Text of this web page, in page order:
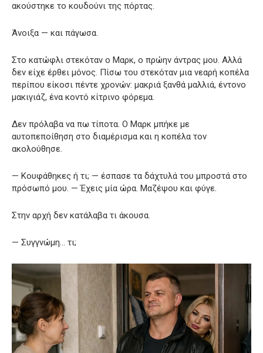
ακούστηκε το κουδούνι της πόρτας.
Άνοιξα — και πάγωσα.
Στο κατώφλι στεκόταν ο Μαρκ, ο πρώην άντρας μου. Αλλά
δεν είχε έρθει μόνος. Πίσω του στεκόταν μια νεαρή κοπέλα
περίπου είκοσι πέντε χρονών: μακριά ξανθά μαλλιά, έντονο
μακιγιάζ, ένα κοντό κίτρινο φόρεμα.
Δεν πρόλαβα να πω τίποτα. Ο Μαρκ μπήκε με
αυτοπεποίθηση στο διαμέρισμα και η κοπέλα τον
ακολούθησε.
— Κουφάθηκες ή τι; — έσπασε τα δάχτυλά του μπροστά στο
πρόσωπό μου. — Έχεις μία ώρα. Μαζέψου και φύγε.
Στην αρχή δεν κατάλαβα τι άκουσα.
— Συγγνώμη… τι;